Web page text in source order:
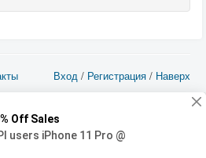
Вход / Регистрация / Наверх
только в том в случае, если
целями - для прочих целей
запись.